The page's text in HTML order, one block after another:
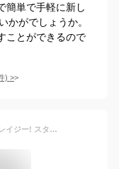
簡単で手軽に新し
かがでしょうか。
ことができるので
) >
ホーユー hoyu ビューティーン 1DAY クレイジー! スターダストゴールド 35g ヘアカラー